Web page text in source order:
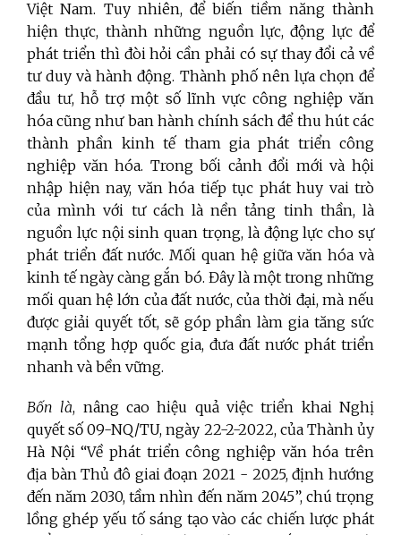
Việt Nam. Tuy nhiên, để biến tiềm năng thành
hiện thực, thành những nguồn lực, động lực để
phát triển thì đòi hỏi cần phải có sự thay đổi cả về
tư duy và hành động. Thành phố nên lựa chọn để
đầu tư, hỗ trợ một số lĩnh vực công nghiệp văn
hóa cũng như ban hành chính sách để thu hút các
thành phần kinh tế tham gia phát triển công
nghiệp văn hóa. Trong bối cảnh đổi mới và hội
nhập hiện nay, văn hóa tiếp tục phát huy vai trò
của mình với tư cách là nền tảng tinh thần, là
nguồn lực nội sinh quan trọng, là động lực cho sự
phát triển đất nước. Mối quan hệ giữa văn hóa và
kinh tế ngày càng gắn bó. Đây là một trong những
mối quan hệ lớn của đất nước, của thời đại, mà nếu
được giải quyết tốt, sẽ góp phần làm gia tăng sức
mạnh tổng hợp quốc gia, đưa đất nước phát triển
nhanh và bền vững.
Bốn là, nâng cao hiệu quả việc triển khai Nghị
quyết số 09-NQ/TU, ngày 22-2-2022, của Thành ủy
Hà Nội “Về phát triển công nghiệp văn hóa trên
địa bàn Thủ đô giai đoạn 2021 - 2025, định hướng
đến năm 2030, tầm nhìn đến năm 2045”, chú trọng
lồng ghép yếu tố sáng tạo vào các chiến lược phát